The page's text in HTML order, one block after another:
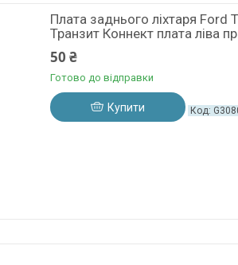
Плата заднього ліхтаря
Транзит Коннект плата ліва
50 ₴
Готово до відправки
Купити